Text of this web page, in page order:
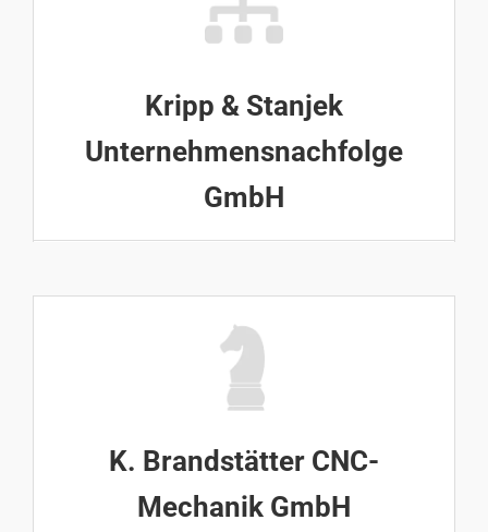
Kripp & Stanjek
Unternehmensnachfolge
GmbH
K. Brandstätter CNC-
Mechanik GmbH